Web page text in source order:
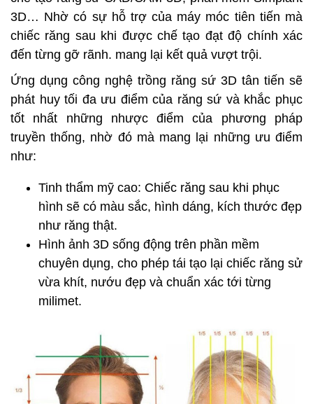
3D… Nhờ có sự hỗ trợ của máy móc tiên tiến mà
chiếc răng sau khi được chế tạo đạt độ chính xác
đến từng gỡ rãnh. mang lại kết quả vượt trội.
Ứng dụng công nghệ trồng răng sứ 3D tân tiến sẽ
phát huy tối đa ưu điểm của răng sứ và khắc phục
tốt nhất những nhược điểm của phương pháp
truyền thống, nhờ đó mà mang lại những ưu điểm
như:
Tinh thẩm mỹ cao: Chiếc răng sau khi phục
hình sẽ có màu sắc, hình dáng, kích thước đẹp
như răng thật.
Hình ảnh 3D sống động trên phần mềm
chuyên dụng, cho phép tái tạo lại chiếc răng sử
vừa khít, nướu đẹp và chuẩn xác tới từng
milimet.